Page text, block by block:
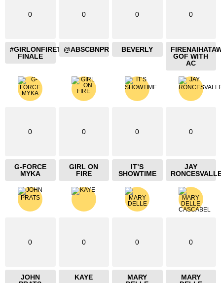
0
#GIRLONFIRETHEBLAZING
FINALE
0
@ABSCBNPR
0
BEVERLY
0
GOF WITH
AC
0
G-FORCE
MYKA
0
GIRL ON
FIRE
0
IT’S
SHOWTIME
0
JAY
0
JOHN
0
KAYE
0
MARY
0
MARY